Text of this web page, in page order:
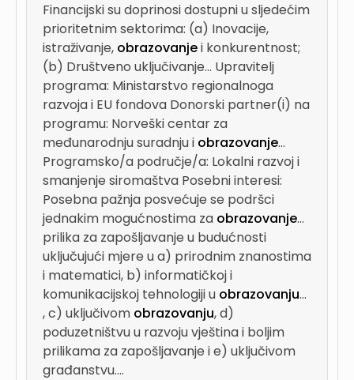
Financijski su doprinosi dostupni u sljedećim
prioritetnim sektorima: (a) Inovacije,
istraživanje, obrazovanjei konkurentnost;
(b) Društveno uključivanje... Upravitelj
programa: Ministarstvo regionalnoga
razvoja i EU fondova Donorski partner(i) na
programu: Norveški centar za
međunarodnju suradnju i obrazovanje...
Programsko/a područje/a: Lokalni razvoj i
smanjenje siromaštva Posebni interesi:
Posebna pažnja posvećuje se podršci
jednakim mogućnostima za obrazovanje...
prilika za zapošljavanje u budućnosti
uključujući mjere u a) prirodnim znanostima
i matematici, b) informatičkoj i
komunikacijskoj tehnologiji u obrazovanju...
, c) uključivom obrazovanju, d)
poduzetništvu u razvoju vještina i boljim
prilikama za zapošljavanje i e) uključivom
građanstvu....